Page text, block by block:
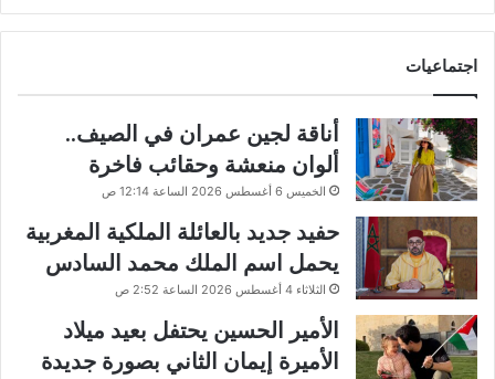
اجتماعيات
أناقة لجين عمران في الصيف..
ألوان منعشة وحقائب فاخرة
الخميس 6 أغسطس 2026 الساعة 12:14 ص
حفيد جديد بالعائلة الملكية المغربية
يحمل اسم الملك محمد السادس
الثلاثاء 4 أغسطس 2026 الساعة 2:52 ص
الأمير الحسين يحتفل بعيد ميلاد
الأميرة إيمان الثاني بصورة جديدة